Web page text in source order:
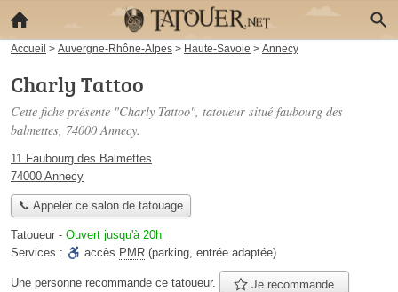
Accueil > Auvergne-Rhône-Alpes > Haute-Savoie > Annecy
Charly Tattoo
Cette fiche présente "Charly Tattoo", tatoueur situé faubourg des
balmettes, 74000 Annecy.
11 Faubourg des Balmettes
74000 Annecy
📞 Appeler ce salon de tatouage
Tatoueur - Ouvert jusqu'à 20h
Services :
accès PMR (parking, entrée adaptée)
Une personne recommande ce tatoueur. Je recommande